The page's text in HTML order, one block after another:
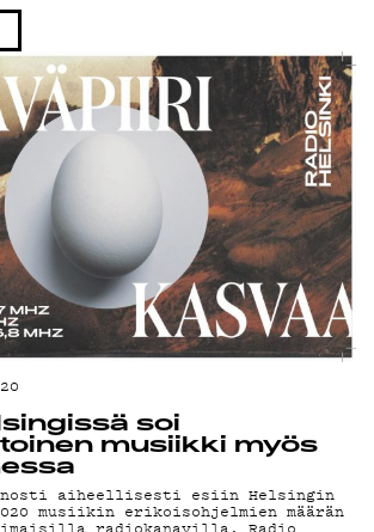
soi
musiikki myös
nosti aiheellisesti esiin Helsingin
musiikin erikoisohjelmien määrän